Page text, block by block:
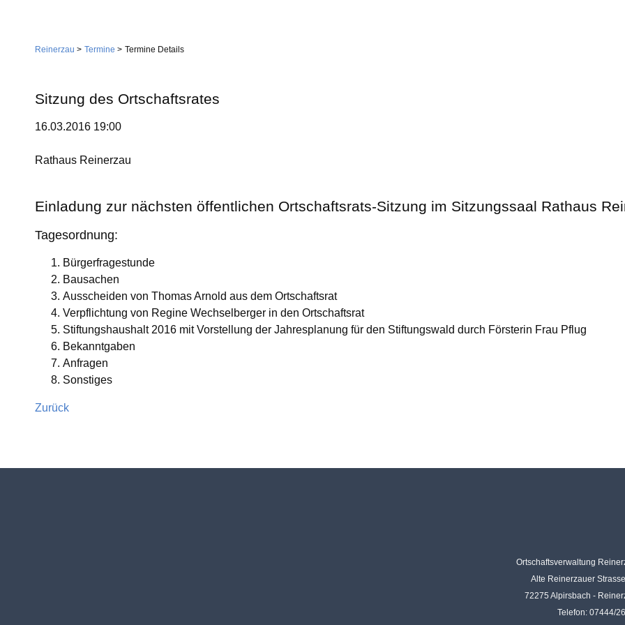
Reinerzau Termine Termine Details
Sitzung des Ortschaftsrates
16.03.2016 19:00
Rathaus Reinerzau
Einladung zur nächsten öffentlichen Ortschaftsrats-Sitzung im Sitzungssaal Rathaus
Tagesordnung:
Bürgerfragestunde
Bausachen
Ausscheiden von Thomas Arnold aus dem Ortschaftsrat
Verpflichtung von Regine Wechselberger in den Ortschaftsrat
Stiftungshaushalt 2016 mit Vorstellung der Jahresplanung für den Stiftungswald durch Försterin Frau Pflug
Bekanntgaben
Anfragen
Sonstiges
Zurück
überspringen
Feuerwehr
Landwirtschaft
Tourismus
Gastgeber
Sehenswürdigkeiten
Skilift
Vereine
Dorfgemeinschaft
Skiclub
Fischergemeinschaft
Christusbund
Termine
Nachrichten
Ortschaftsverwaltung
Alte Reinerzauer
72275 Alpirsbach -
Telefon: 07444/